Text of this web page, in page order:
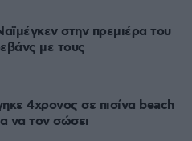
στην πρεμιέρα του
με τους
4χρονος σε πισίνα beach
να τον σώσει